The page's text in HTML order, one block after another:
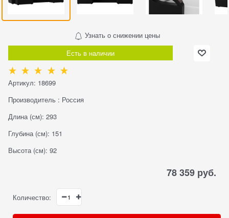
Узнать о снижении цены
Есть в наличии
Артикул: 18699
Производитель : Россия
Длина (см): 293
Глубина (см): 151
Высота (см): 92
78 359 руб.
Количество: